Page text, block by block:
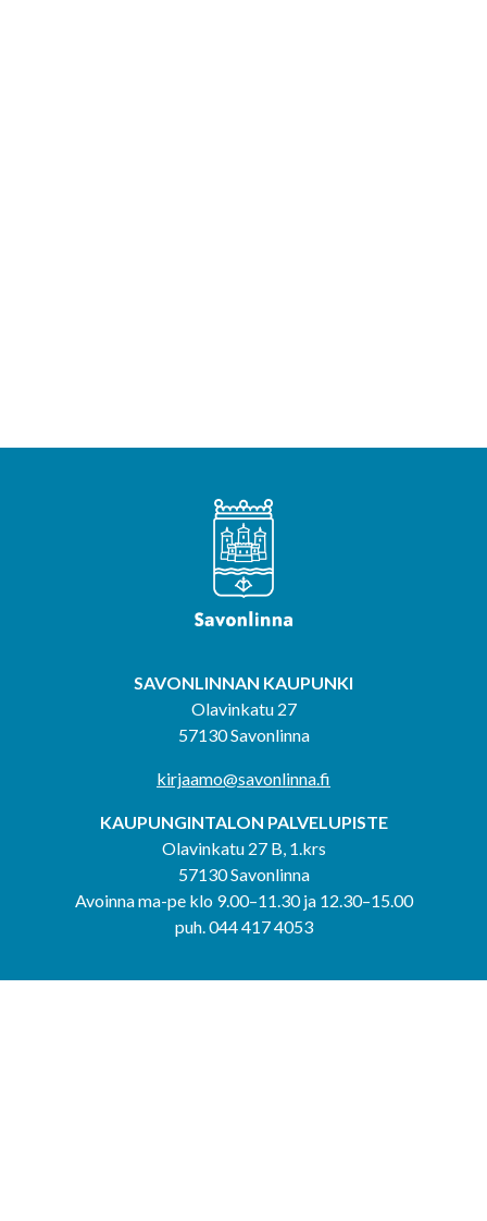
SAVONLINNAN KAUPUNKI
Olavinkatu 27
57130 Savonlinna
kirjaamo@savonlinna.fi
KAUPUNGINTALON PALVELUPISTE
Olavinkatu 27 B, 1.krs
57130 Savonlinna
Avoinna ma-pe klo 9.00–11.30 ja 12.30–15.00
puh. 044 417 4053